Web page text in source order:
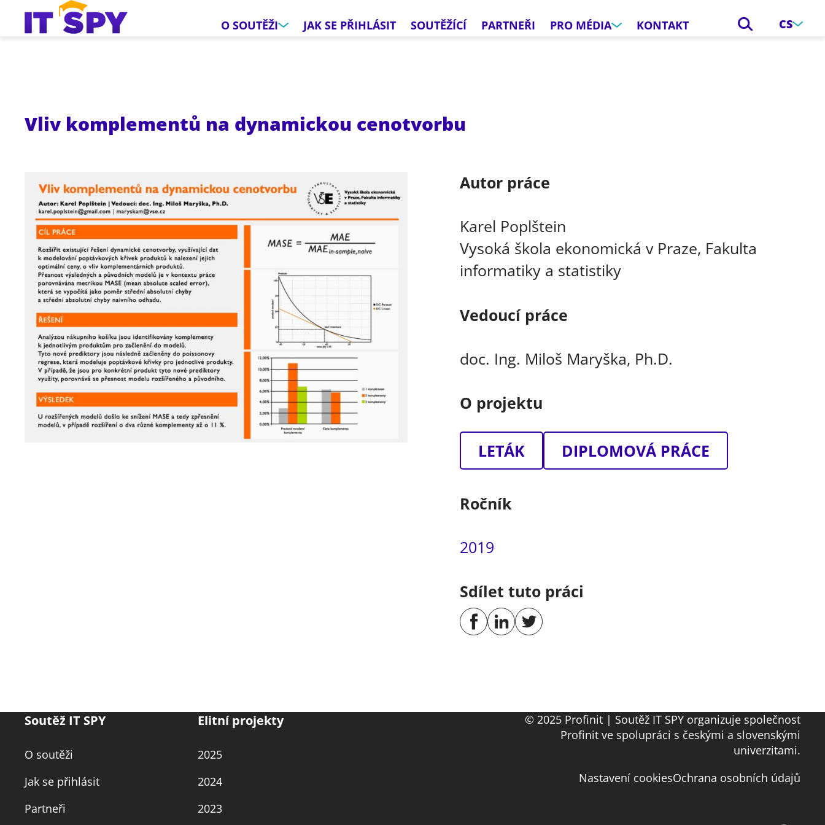
O SOUTĚŽI JAK SE PŘIHLÁSIT SOUTĚŽÍCÍ PARTNEŘI PRO MÉDIA KONTAKT CS
Vliv komplementů na dynamickou cenotvorbu
Autor práce
Karel Poplštein
Vysoká škola ekonomická v Praze, Fakulta
informatiky a statistiky
Vedoucí práce
doc. Ing. Miloš Maryška, Ph.D.
O projektu
LETÁK DIPLOMOVÁ PRÁCE
Ročník
2019
Sdílet tuto práci
Soutěž IT SPY
O soutěži
Jak se přihlásit
Partneři
Elitní projekty
2025
2024
2023
© 2025 Profinit | Soutěž IT SPY organizuje společnost
Profinit ve spolupráci s českými a slovenskými
univerzitami.
Nastavení cookiesOchrana osobních údajů